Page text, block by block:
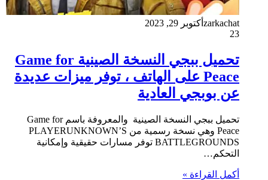
zarkachat أكتوبر 29, 2023
23
تحميل ببجي النسخة الصينية Game for
Peace على الهاتف ، توفر ميزات عديدة
عن بوبجي العادية
تحميل ببجي النسخة الصينية والمعروفة باسم Game for
Peace وهي نسخة رسمية من PLAYERUNKNOWN’S
BATTLEGROUNDS توفر مسارات حقيقية وإمكانية
التحكم…
أكمل القراءة »